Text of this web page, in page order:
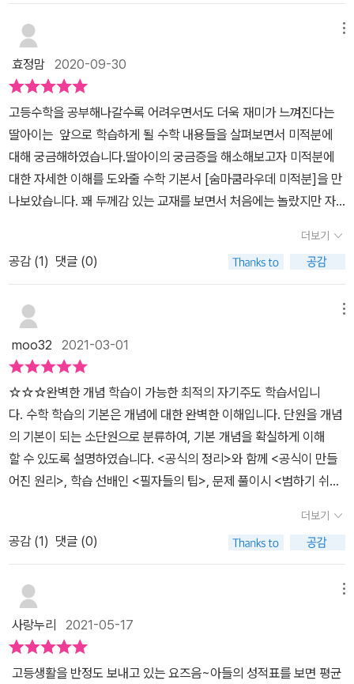
효율적 학습법의 큰 이야기만 공유해 보겠습니다.-미적분학, 미리 겁
먹지 말자!-극한, 완벽하게 이해하자!-기본 개념의 이해는 필수-식이
품고 있는 의미를 이해하라-문제를 단순화 시켜라.고등학생이 된 후
로 아이에게 공부 조언은 할 수가 없더라고요. 아이도 스트레스 받고
있는 입장이고, 저보다 이제 더 유능한 아이에게 공부 조언은 와닿지
않을 것 같았거든요. (고등 아이들은 모르는 어른들이 하는 조언이 부
모의 조언보다 좀 더 상위에 두는 것 같아요. ㅠ)그런데 교재에 담겨
있는 내용은 아이에게 한번 보는 것도 좋을 것 같다고 코칭은 할 수 있
숨마쿰라우데 수학 기본서 미적분 책 안쪽을 살펴보겠습니다.쉽고 상
세한 개념 설명을 바탕으로 기초 - 기본- 발전- 심화 단계를 모두 밟
아 볼 수 있는 교재로 인지도가 높습니다. 진학하는 학교가 혹은 다니
고 있는 학교의 내신 수준이 중상 이상이라면 숨마쿰라우데 수학 기
본서 교재 강력 추천하고 싶어요.중학교 수학까지는 도식화된 기본서
혹은 교과서만으로도 예습, 혼공이 가능했어도 고등수학이 시작되면
어렵습니다. 혼공하는게 습관 되어 있어서 교재만으로 진행하고 싶은
데 하는 친구들에게 정말 좋은 교재가 바로 이 책이지요. 돌고 돌아 결
국 미적분 책도 숨마쿰라우데 수학 기본서로 진행하고 싶어 하는 아
들입니다.대단원 시작의 첫 부분입니다.본 단원의 구성에 대한 설명
부터이 단원의 쓰임에 대한 설명으로 진행되는데 이 부분을 읽으면서
단원의 전체적인 맥락을 파악할 수가 있고 단원의 학습목표를 알 수
습니다. 단원을 다시 개념의 기본 단위로 분류해서 기본 개념을 확실
하게 이해할 수 있도록 설명하고 있어요.ESSENTIAL LECTURE
를 통해 핵심 정리를 확인할 수 있고, 공식 정리, 공식이 만들어진 원
리 등이 정말 상세하게 설명되어 있습니다.고등수학부터는 완벽한 개
하지 않고 수능까지도 염두에 두고 학습하는 것이 필요하더라고요.소
단원에서 공부한 개념을 적용할 수 있도록 가장 적절한 EXAMPLE
을 제시하고 있습니다.바로 정답이 나오기 때문에 문제를 읽으며 개
설명을 꼼꼼하게 해 주고 잇으며필요한 부분 정리해 주고 있으며 설
명 가운데 더해야할 부분 아래 작은 글씨로설명을 더해 주고 있어서
면 EXAMPLE 문제들을 풀어보며 개념 이해 여부를확인해 볼 수 있
으면 ANSWER 로 풀이과정이 상세하게 잘 나와 있어서어렵지 않게
풀어보며 바로바로 정답을 확인해 볼 수 있었습니다.APPLICATION
문제들을 풀어보면서 EXAMPLE 문제를 잘 이해했는지확인해 보며
같은 방법으로 스스로 문제들을 풀어보는 연습을 해 볼 수 있었습니
다.정답페이지를 제시해 두고 있어서 정답도 바로 확인해 볼 수 있었
습니다.상세하게 꼼꼼하게 개념설명이 되어 있어 그렇게 이해한 개념
들을EXAMPLE문제에 적용하여 풀어보는 연습을 하고APPLICATI
ON문제에 적용하면서 스스로 풀어보는 연습을반복해 볼 수 있어서
그리고 SOLUTION으로 풀이과정을 자신의 풀이과정을 비교해 보
면서학습해 볼 수 있었습니다.기본 예제를 풀어봤다면 이번에는 유제
문제들을 풀어보면서같은 방법으로 풀어보는 연습을 반복해 볼 수 있
어서 유익했습니다.그렇게 단원별 학습이 끝나면 REVIEW QUIZ로
개념들을 다시정리해 볼 수 있도록 빈 칸을 채워보며 문제들을 풀어
볼 수 있었습니다.EXERCISE A,B 문제들을 풀어보면서 단원을 정
리해 볼 수 있었습니다.기본 예제 유제들을 풀어보면서 익혔던 내용
들을 다시 적용해 보면서풀어볼 수 있어서 좋았고서브노트는 색인으
서 바로바로 찾아서 확인해 볼 수 있었습니다.그리고 문제 옆에 서브
노트 페이지가 제시되고 있어서 잘 활용해 볼 수 있었습니다.표나 그
래프 그림 등으로 풀이과정이 상세하게 잘 나와 있어서오답 정리하거
나 필요한 부분 살펴보면서 정리해 볼 수 있었습니다.다른풀이도 나
와 있어서 자신의 풀이과정도 비교해 보기도 하고내용을 더해보기도
하면서 학습해 볼 수 있어서 매우 유익했습니다.상세하게 꼼꼼하게
개념설명들이 잘 되어 있고 필요한 부분 바로바로찾아서 볼 수 있도
록 요약도 잘 되어 있어서 좋았습니다.다양한 유형의 문제들을 풀어
효정맘 2020-09-30
고등수학을 공부해나갈수록 어려우면서도 더욱 재미가 느껴진다는
딸아이는 앞으로 학습하게 될 수학 내용들을 살펴보면서 미적분에
대해 궁금해하였습니다.딸아이의 궁금증을 해소해보고자 미적분에
대한 자세한 이해를 도와줄 수학 기본서 [숨마쿰라우데 미적분]을 만
나보았습니다. 꽤 두께감 있는 교재를 보면서 처음에는 놀랐지만 자
대감을 가지게 하였습니다. [숨마쿰라우데 미적분] 은 수학 학습의
기본이 개념에 대한 완벽한 이해라는 설명을 시작으로 대단원 속 소
단원별 개념 설명 및 이해 학습을 해볼 수 있게 하였습니다.처음 접하
는 학습 내용인 만큼 개념을 쭉 ~~읽어가다 보면 <ESSENTIAL L
ECTURE>를 통한 개념 정리부터 <수학 공부법에 대한 저자들의
충고>까지 폭넓고 확실한 개념을 이해해볼 수 있게 하였습니다.​ 학
습한 단원의 개념을 적용해보며 연습문제 풀이해볼 수 있는 <EXAM
PLE>, <APPLICATION>을 통해 문제 속에서의 개념 적용 방법을
이해하며 문제풀이해 볼 수 있게 하였습니다.기본 예제와 발전 예제
를 차례대로 만나보며 유형 문제에 대한 경험을 가져볼 수 있게 하며,
유형 문제를 반복적으로 학습하면서 개념을 조금 더 완벽히 이해하
고, Summa's Advice를 통해 문제풀이시 필요한 보충 설명을 더 만
나볼 수 있어 좋았습니다.​ <Review Quiz >를 통해 앞에서 학습한
중요 개념을 정리해볼 수 있었습니다.<EXERCISES A> , <EXER
검하여 부족한 개념 학습을 체크해볼 수 있게 하였습니다. 대단원
심화, 연계 학습, MATH for ESSAY를 통해 앞에서 학습한 내용과
연계된 심화 학습내용을 만나볼 수 있게 하여, 수학 원리에 대한 폭넓
은 이해와 공부를 해볼 수 있게 하였습니다. 이룸이앤비 수학 기본서
더보기
공감 (1) 댓글 (0)
moo32 2021-03-01
☆☆☆완벽한 개념 학습이 가능한 최적의 자기주도 학습서입니
다. 수학 학습의 기본은 개념에 대한 완벽한 이해입니다. 단원을 개념
의 기본이 되는 소단원으로 분류하여, 기본 개념을 확실하게 이해
할 수 있도록 설명하였습니다. <공식의 정리>와 함께 <공식이 만들
어진 원리>, 학습 선배인 <필자들의 팁>, 문제 풀이시 <범하기 쉬
다. ☆☆☆ 최적의 문제로 최고의 학습 효과를 얻을 수 있습니
다. ★ EXAMPLE & APPLICATION소단원에서 공부한 개념을 적
용할 수 있도록 가장 적절한 <EXAMPLE>을 제시하였습니다. 다양
한 접근 방법이나 추가 설명을 통해 개념을 확실하게 이해하고 넘어
해 봄으로써 개념을 탄탄하게 다질 수 있도록 APPLICATION을 제
시하였습니다. ★중단원별 Review Quiz소단원으로 나누어 공부했
던 중요한 개념들을 중단원별로 모아 괄호 넣기 문제, 참·거짓 문
더보기
공감 (1) 댓글 (0)
사랑누리 2021-05-17
​고등생활을 반정도 보내고 있는 요즈음~아들의 성적표를 보면 평균